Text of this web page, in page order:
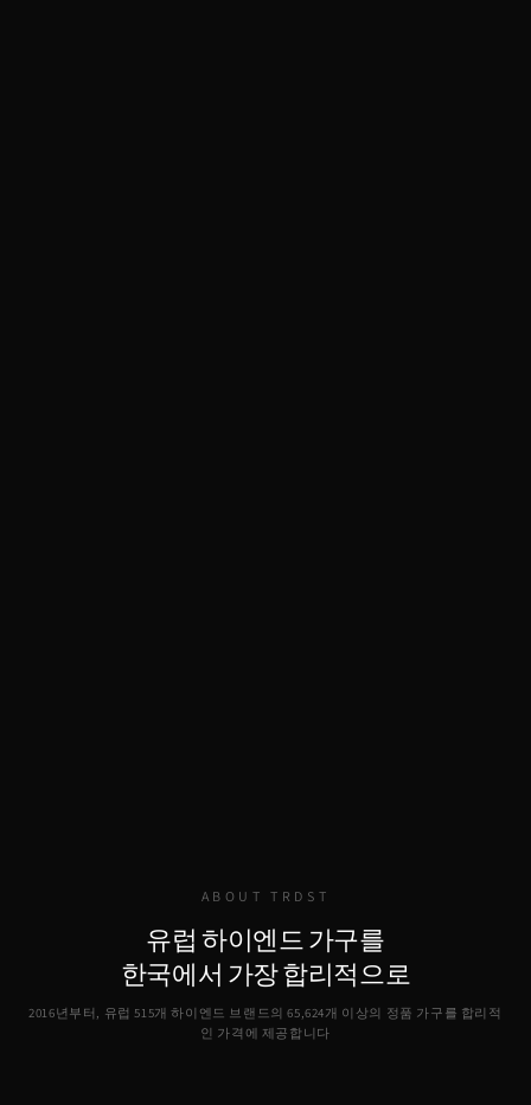
ABOUT TRDST
유럽 하이엔드 가구를
한국에서 가장 합리적으로
2016년부터, 유럽 515개 하이엔드 브랜드의65,624개 이상의 정품 가구를 합리적
인 가격에 제공합니다